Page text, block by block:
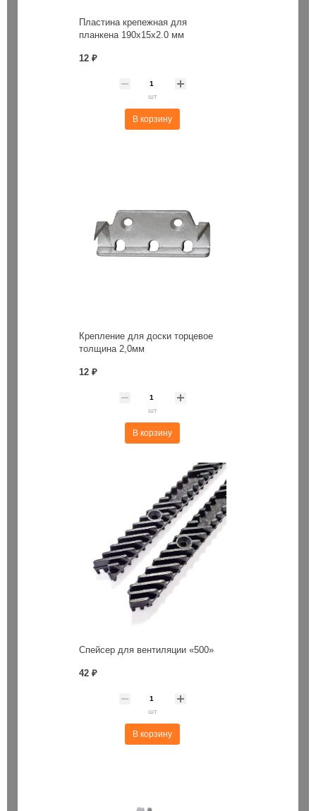
78 ₽
Пластина крепежная для
планкена 190х15х2.0 мм
12 ₽
шт
В корзину
Крепление для доски торцевое
толщина 2,0мм
12 ₽
шт
В корзину
Спейсер для вентиляции «500»
42 ₽
шт
В корзину